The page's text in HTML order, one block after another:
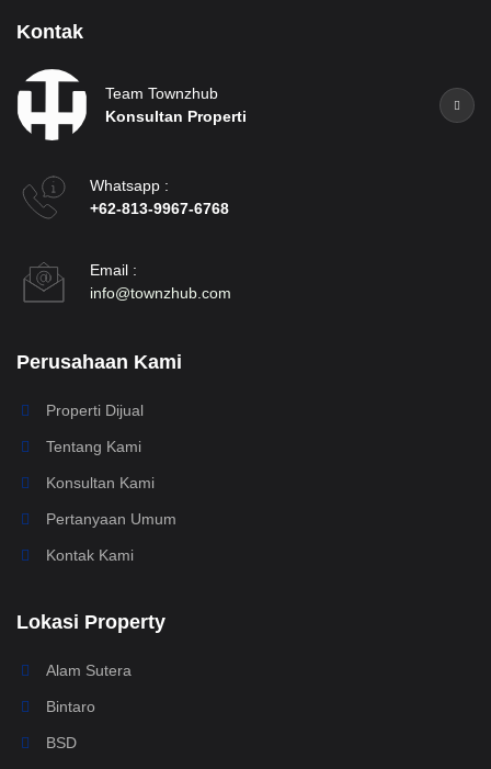
Kontak
Team Townzhub
Konsultan Properti
Whatsapp :
+62-813-9967-6768
Email :
info@townzhub.com
Perusahaan Kami
Properti Dijual
Tentang Kami
Konsultan Kami
Pertanyaan Umum
Kontak Kami
Lokasi Property
Alam Sutera
Bintaro
BSD